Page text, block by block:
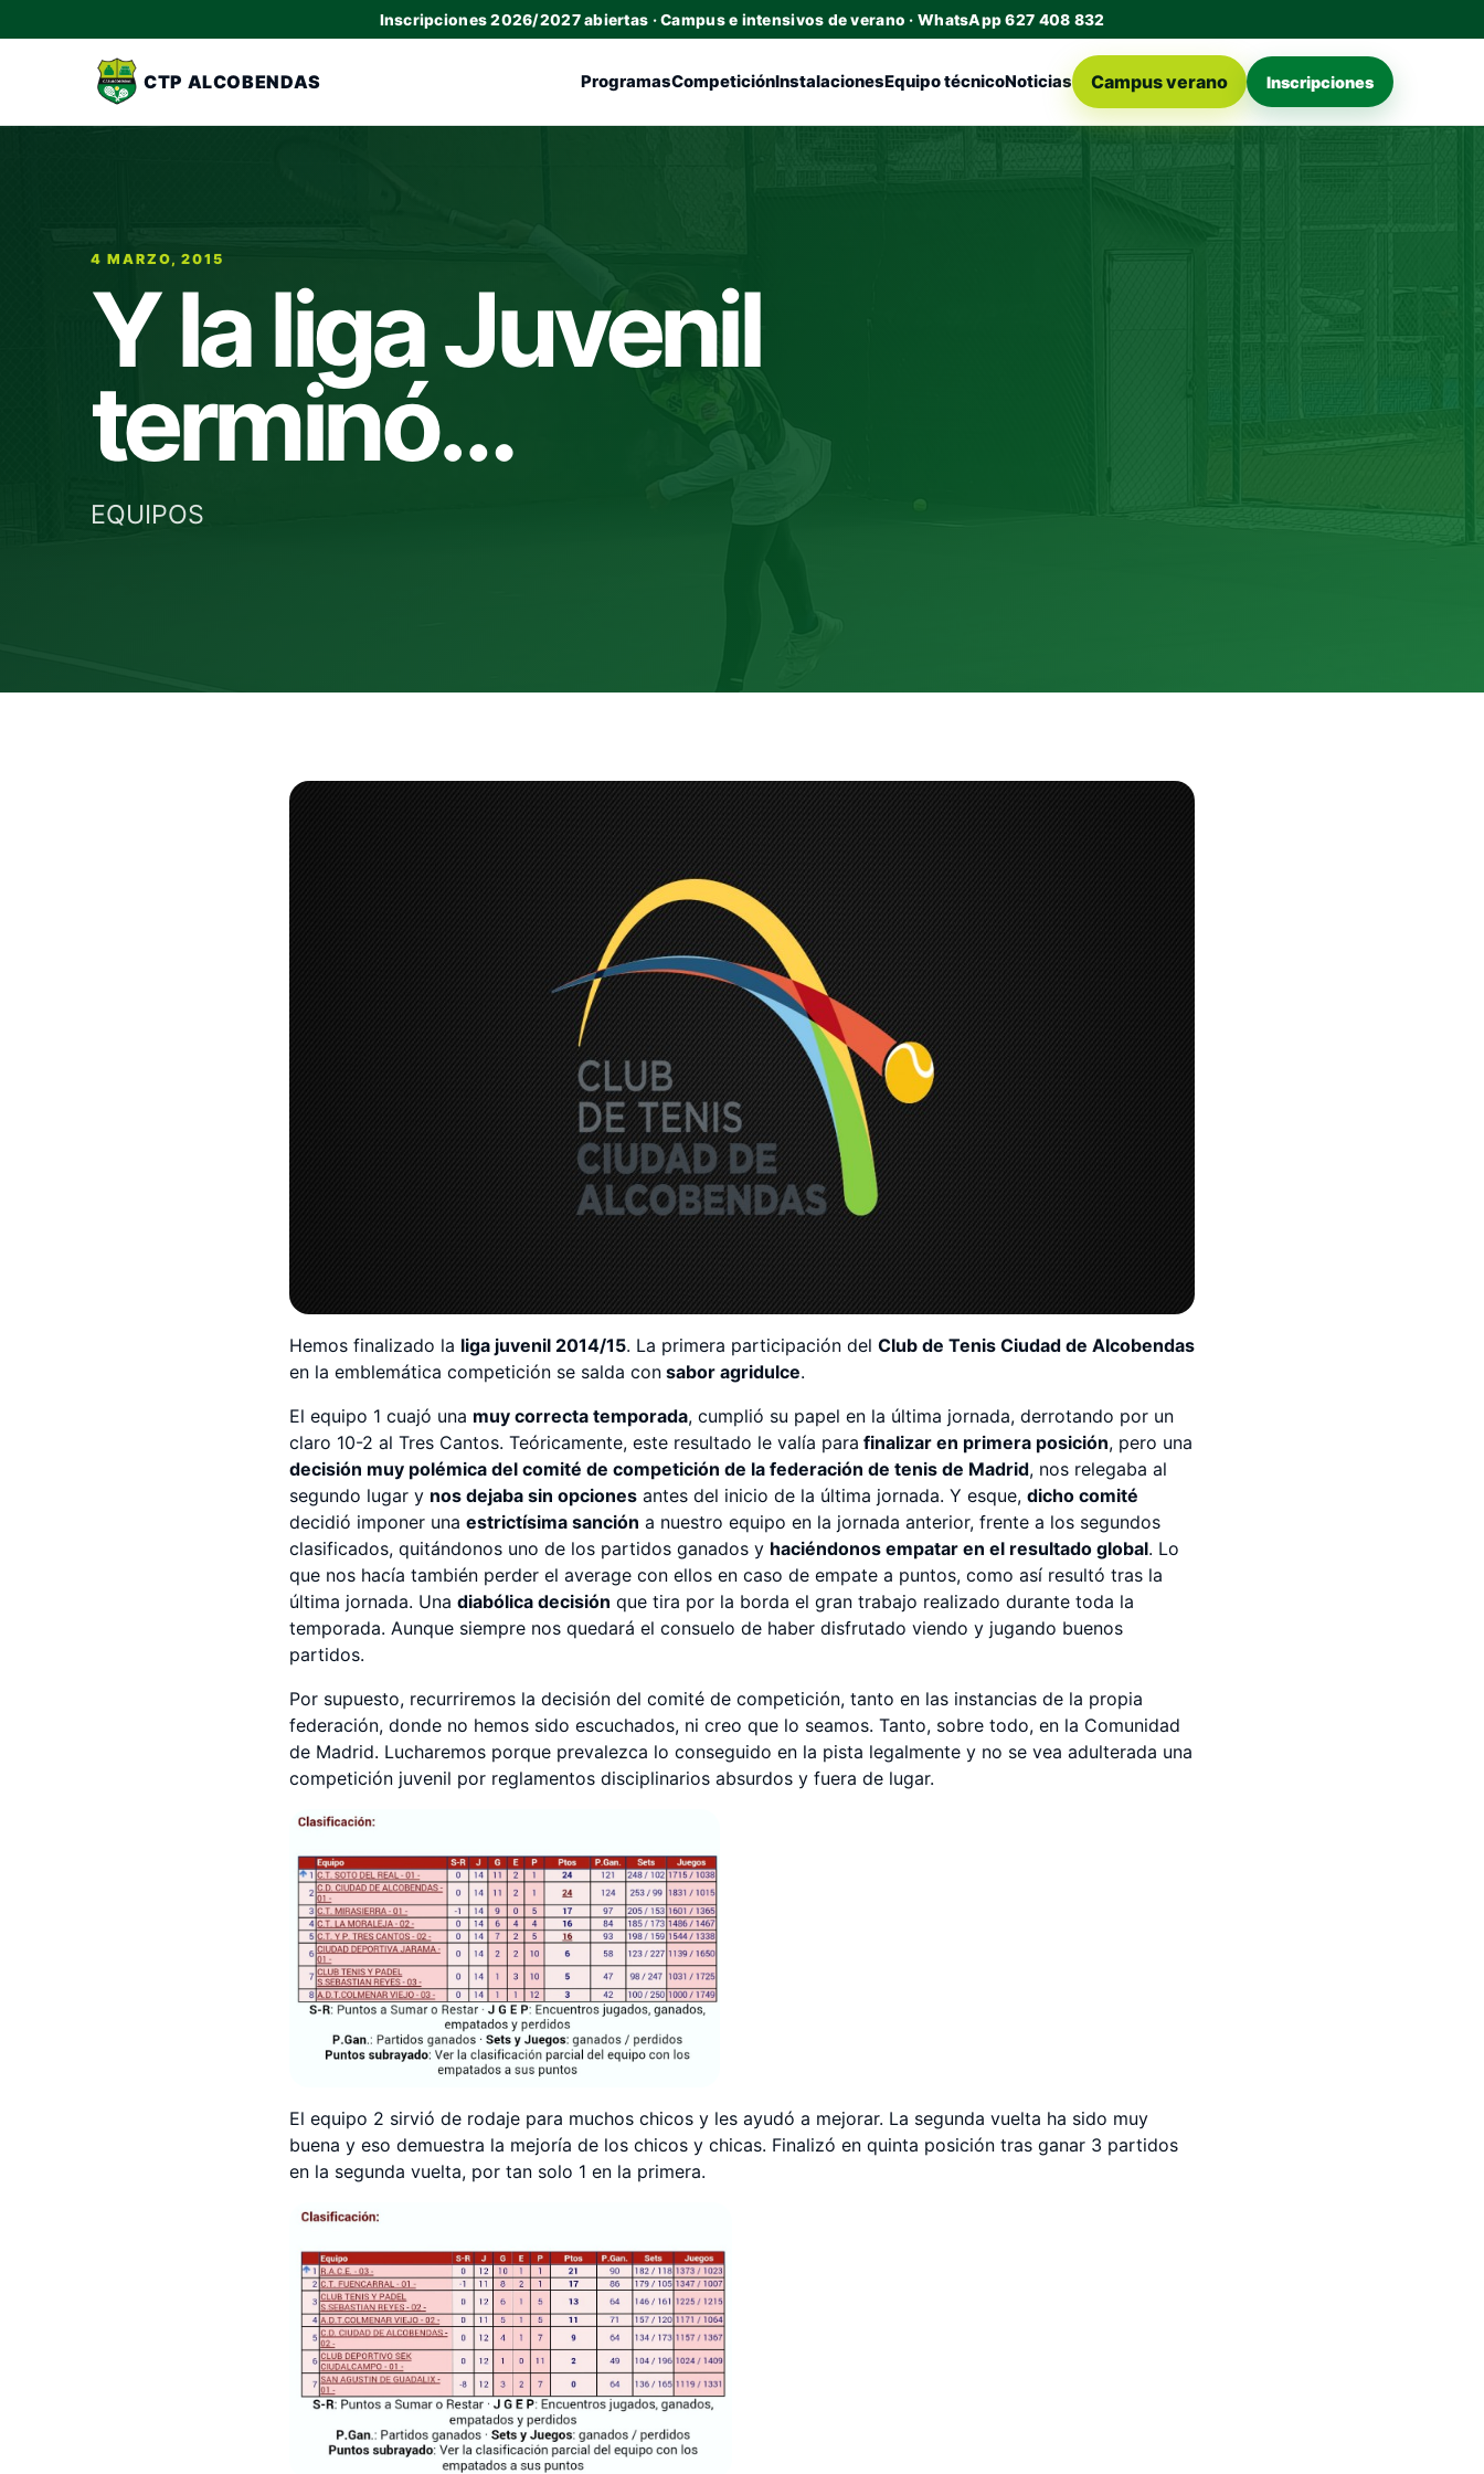
Inscripciones 2026/2027 abiertas · Campus e intensivos de verano · WhatsApp 627 408 832
CTP ALCOBENDAS ProgramasCompeticiónInstalacionesEquipo técnicoNoticias Campus verano Inscripciones
4 MARZO, 2015
Y la liga Juvenil
terminó…
EQUIPOS
Hemos finalizado la liga juvenil 2014/15. La primera participación del Club de Tenis Ciudad de Alcobendas
en la emblemática competición se salda con sabor agridulce.
El equipo 1 cuajó una muy correcta temporada, cumplió su papel en la última jornada, derrotando por un
claro 10-2 al Tres Cantos. Teóricamente, este resultado le valía para finalizar en primera posición, pero una
decisión muy polémica del comité de competición de la federación de tenis de Madrid, nos relegaba al
segundo lugar y nos dejaba sin opciones antes del inicio de la última jornada. Y esque, dicho comité
decidió imponer una estrictísima sanción a nuestro equipo en la jornada anterior, frente a los segundos
clasificados, quitándonos uno de los partidos ganados y haciéndonos empatar en el resultado global. Lo
que nos hacía también perder el average con ellos en caso de empate a puntos, como así resultó tras la
última jornada. Una diabólica decisión que tira por la borda el gran trabajo realizado durante toda la
temporada. Aunque siempre nos quedará el consuelo de haber disfrutado viendo y jugando buenos
partidos.
Por supuesto, recurriremos la decisión del comité de competición, tanto en las instancias de la propia
federación, donde no hemos sido escuchados, ni creo que lo seamos. Tanto, sobre todo, en la Comunidad
de Madrid. Lucharemos porque prevalezca lo conseguido en la pista legalmente y no se vea adulterada una
competición juvenil por reglamentos disciplinarios absurdos y fuera de lugar.
El equipo 2 sirvió de rodaje para muchos chicos y les ayudó a mejorar. La segunda vuelta ha sido muy
buena y eso demuestra la mejoría de los chicos y chicas. Finalizó en quinta posición tras ganar 3 partidos
en la segunda vuelta, por tan solo 1 en la primera.